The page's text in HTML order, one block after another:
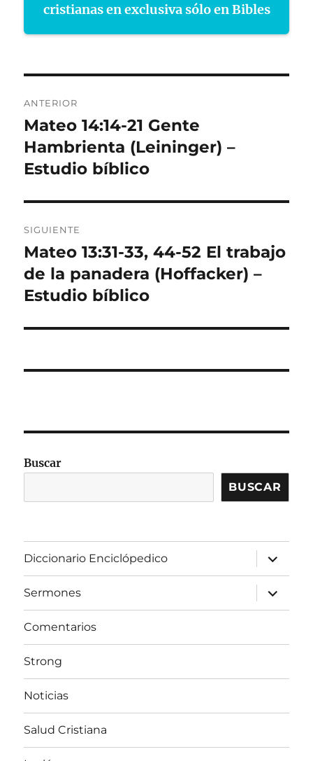
cristianas en exclusiva sólo en Bibles
de
entradas
ANTERIOR
Entrada
anterior:
Mateo 14:14-21 Gente
Hambrienta (Leininger) –
Estudio bíblico
SIGUIENTE
Entrada
siguiente:
Mateo 13:31-33, 44-52 El trabajo
de la panadera (Hoffacker) –
Estudio bíblico
Buscar
BUSCAR
Diccionario Enciclópedico
expandir
el
menú
inferior
Sermones
expandir
el
menú
Comentarios
Strong
Noticias
Salud Cristiana